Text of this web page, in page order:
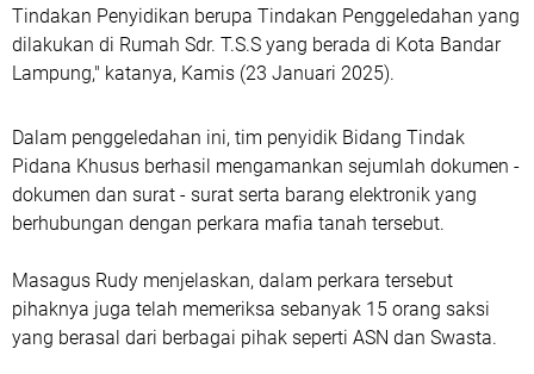
Tindakan Penyidikan berupa Tindakan Penggeledahan yang
dilakukan di Rumah Sdr. T.S.S yang berada di Kota Bandar
Lampung," katanya, Kamis (23 Januari 2025).
Dalam penggeledahan ini, tim penyidik Bidang Tindak
Pidana Khusus berhasil mengamankan sejumlah dokumen -
dokumen dan surat - surat serta barang elektronik yang
berhubungan dengan perkara mafia tanah tersebut.
Masagus Rudy menjelaskan, dalam perkara tersebut
pihaknya juga telah memeriksa sebanyak 15 orang saksi
yang berasal dari berbagai pihak seperti ASN dan Swasta.